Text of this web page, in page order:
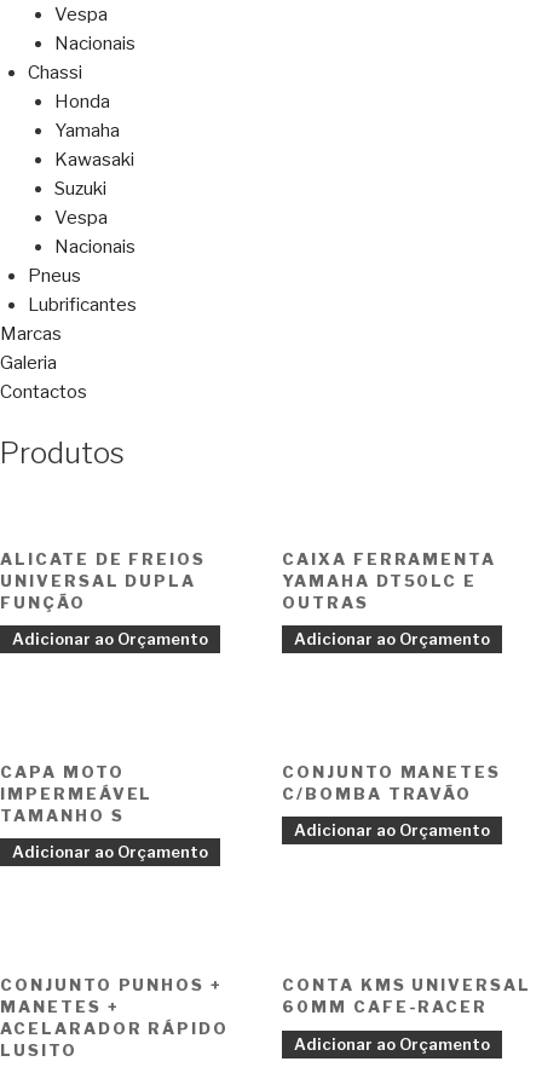
Vespa
Nacionais
Chassi
Honda
Yamaha
Kawasaki
Suzuki
Vespa
Nacionais
Pneus
Lubrificantes
Marcas
Galeria
Contactos
Produtos
ALICATE DE FREIOS
UNIVERSAL DUPLA
FUNÇÃO
Adicionar ao Orçamento
CAIXA FERRAMENTA
YAMAHA DT50LC E
OUTRAS
Adicionar ao Orçamento
CAPA MOTO
IMPERMEÁVEL
TAMANHO S
Adicionar ao Orçamento
CONJUNTO MANETES
C/BOMBA TRAVÃO
Adicionar ao Orçamento
CONJUNTO PUNHOS +
MANETES +
ACELARADOR RÁPIDO
LUSITO
CONTA KMS UNIVERSAL
60MM CAFE-RACER
Adicionar ao Orçamento